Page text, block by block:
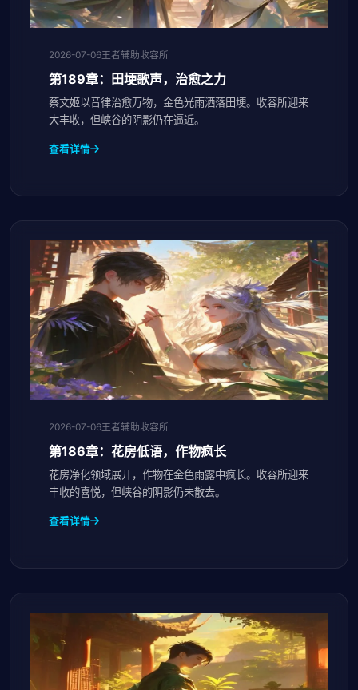
2026-07-06王者辅助收容所
第189章：田埂歌声，治愈之力
蔡文姬以音律治愈万物，金色光雨洒落田埂。收容所迎来
大丰收，但峡谷的阴影仍在逼近。
查看详情
2026-07-06王者辅助收容所
第186章：花房低语，作物疯长
花房净化领域展开，作物在金色雨露中疯长。收容所迎来
丰收的喜悦，但峡谷的阴影仍未散去。
查看详情